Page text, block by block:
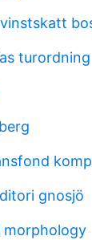
turordning
gnosjö
morphology